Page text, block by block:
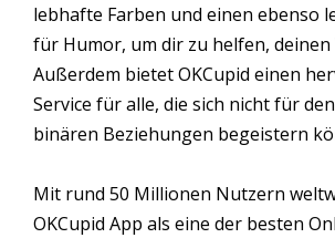
lebhafte Farben und einen ebenso
für Humor, um dir zu helfen, deinen
Außerdem bietet OKCupid einen
Service für alle, die sich nicht für
binären Beziehungen begeistern
Mit rund 50 Millionen Nutzern
OKCupid App als eine der besten